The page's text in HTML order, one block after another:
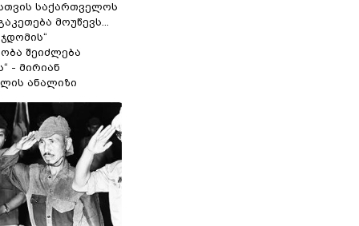
საქართველოს
მოუწევს...
შეიძლება
- მირიან
ანალიზი